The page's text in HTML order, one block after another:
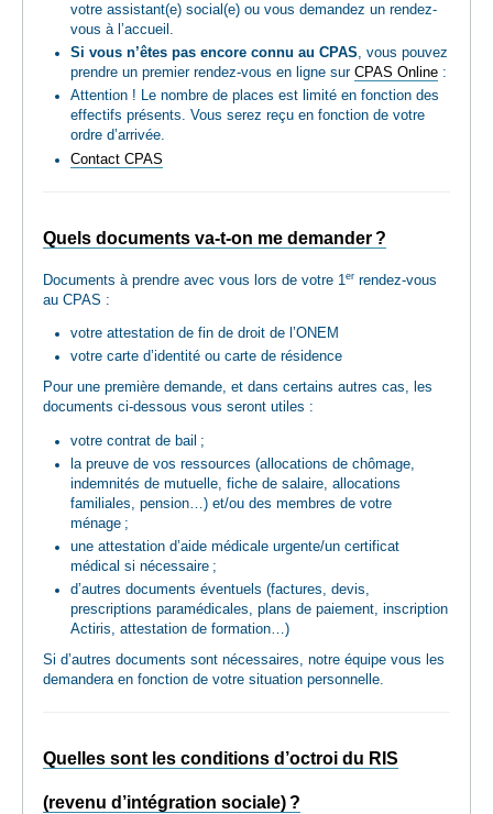
votre assistant(e) social(e) ou vous demandez un rendez-
vous à l’accueil.
Si vous n’êtes pas encore connu au CPAS, vous pouvez
prendre un premier rendez-vous en ligne sur CPAS Online:
Attention ! Le nombre de places est limité en fonction des
effectifs présents. Vous serez reçu en fonction de votre
ordre d’arrivée.
Contact CPAS
Quels documents va-t-on me demander ?
Documents à prendre avec vous lors de votre 1 errendez-vous
au CPAS :
votre attestation de fin de droit de l’ONEM
votre carte d’identité ou carte de résidence
Pour une première demande, et dans certains autres cas, les
documents ci-dessous vous seront utiles :
votre contrat de bail ;
la preuve de vos ressources (allocations de chômage,
indemnités de mutuelle, fiche de salaire, allocations
familiales, pension…) et/ou des membres de votre
ménage ;
une attestation d’aide médicale urgente/un certificat
médical si nécessaire ;
d’autres documents éventuels (factures, devis,
prescriptions paramédicales, plans de paiement, inscription
Actiris, attestation de formation…)
Si d’autres documents sont nécessaires, notre équipe vous les
demandera en fonction de votre situation personnelle.
Quelles sont les conditions d’octroi du RIS
(revenu d’intégration sociale) ?